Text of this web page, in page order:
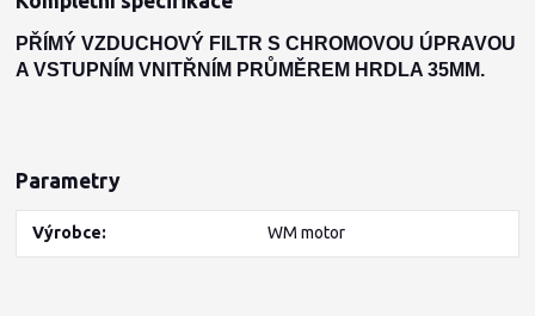
PŘÍMÝ VZDUCHOVÝ FILTR S CHROMOVOU ÚPRAVOU
A VSTUPNÍM VNITŘNÍM PRŮMĚREM HRDLA 35MM.
Parametry
Výrobce WM motor